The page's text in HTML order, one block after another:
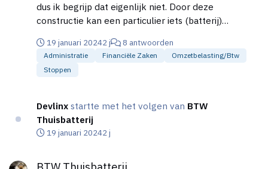
dus ik begrijp dat eigenlijk niet. Door deze
constructie kan een particulier iets (batterij)
ondernemer zelf dat niet kan. Raar toch
19 januari 20242 j 8 antwoorden
Administratie Financiële Zaken
Omzetbelasting/btw
Stoppen
Devlinx startte met het volgen van BTW
Thuisbatterij
19 januari 20242 j